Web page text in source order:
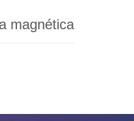
magnética